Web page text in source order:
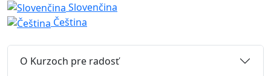
Slovenčina
Čeština
O Kurzoch pre radosť